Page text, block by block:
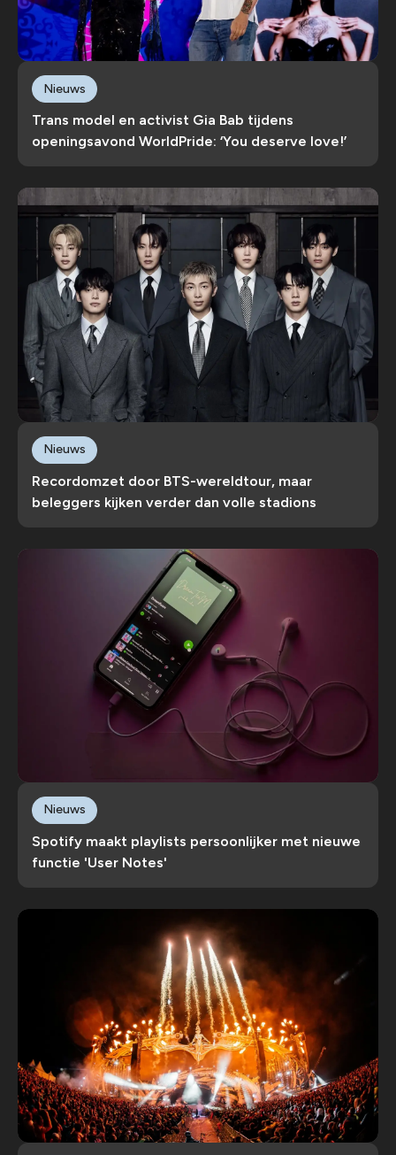
Trans model en activist Gia Bab tijdens
openingsavond WorldPride: ‘You deserve love!’
Nieuws
Recordomzet door BTS-wereldtour, maar
beleggers kijken verder dan volle stadions
Nieuws
Spotify maakt playlists persoonlijker met nieuwe
functie 'User Notes'
Nieuws